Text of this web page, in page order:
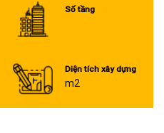
Số tầng
Diện tích xây dựng
m2